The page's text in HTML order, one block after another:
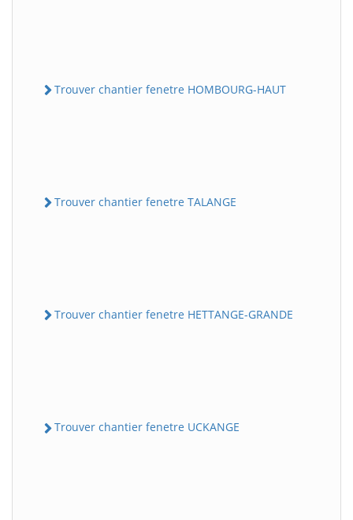
Trouver chantier fenetre HOMBOURG-HAUT
Trouver chantier fenetre TALANGE
Trouver chantier fenetre HETTANGE-GRANDE
Trouver chantier fenetre UCKANGE